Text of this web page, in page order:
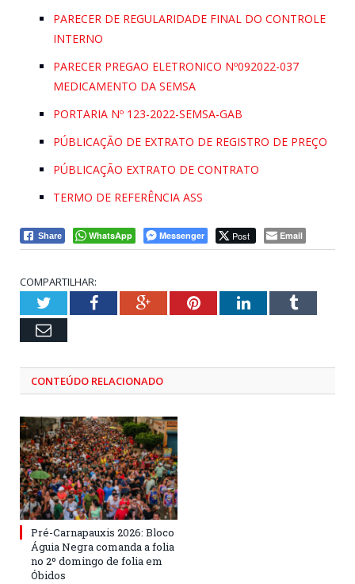
PARECER DE REGULARIDADE FINAL DO CONTROLE
INTERNO
PARECER PREGAO ELETRONICO Nº092022-037
MEDICAMENTO DA SEMSA
PORTARIA Nº 123-2022-SEMSA-GAB
PÚBLICAÇÃO DE EXTRATO DE REGISTRO DE PREÇO
PÚBLICAÇÃO EXTRATO DE CONTRATO
TERMO DE REFERÊNCIA ASS
Share WhatsApp Messenger Post Email
COMPARTILHAR:
TwitterFacebookGoogle+PinterestLinkedInTumblr
Email
CONTEÚDO RELACIONADO
Pré-Carnapauxis 2026: Bloco
Águia Negra comanda a folia
no 2º domingo de folia em
Óbidos